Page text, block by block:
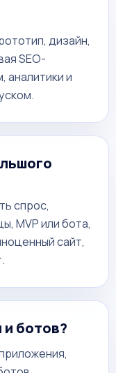
дизайн,
SEO-
аналитики и
спрос,
MVP или бота,
сайт,
ботов?